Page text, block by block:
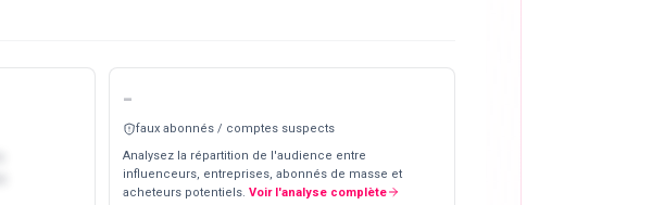
-
faux abonnés / comptes suspects
Analysez la répartition de l'audience entre
influenceurs, entreprises, abonnés de masse et
acheteurs potentiels. Voir l'analyse complète